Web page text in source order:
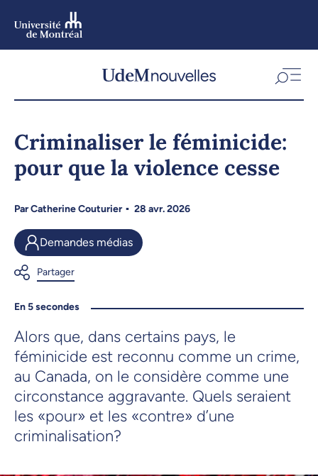
Criminaliser le féminicide:
pour que la violence cesse
ParCatherine Couturier 28 avr. 2026
Demandes médias
En 5 secondes
Alors que, dans certains pays, le
féminicide est reconnu comme un crime,
au Canada, on le considère comme une
circonstance aggravante. Quels seraient
les «pour» et les «contre» d’une
criminalisation?